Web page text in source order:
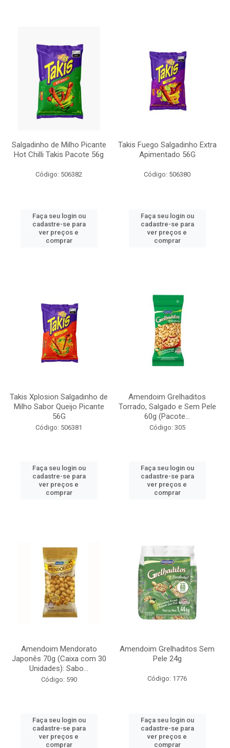
Salgadinho de Milho Picante
Hot Chilli Takis Pacote 56g
Código: 506382
Faça seu login ou
cadastre-se para
ver preços e
comprar
Takis Fuego Salgadinho Extra
Apimentado 56G
Código: 506380
Faça seu login ou
cadastre-se para
ver preços e
comprar
Takis Xplosion Salgadinho de
Milho Sabor Queijo Picante
56G
Código: 506381
Faça seu login ou
cadastre-se para
ver preços e
comprar
Amendoim Grelhaditos
Torrado, Salgado e Sem Pele
60g (Pacote...
Código: 305
Faça seu login ou
cadastre-se para
ver preços e
comprar
Amendoim Mendorato
Japonês 70g (Caixa com 30
Unidades): Sabo...
Código: 590
Faça seu login ou
cadastre-se para
ver preços e
comprar
Amendoim Grelhaditos Sem
Pele 24g
Código: 1776
Faça seu login ou
cadastre-se para
ver preços e
comprar